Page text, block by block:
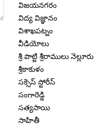
విజయనగరం
విద్య విజ్ఞానం
విశాఖపట్నం
వీడియోలు
శ్రీ పొట్టి శ్రీరాములు నెల్లూరు
శ్రీకాకుళం
సక్సెస్ స్టోరీస్
సంగారెడ్డి
సత్యసాయి
సాహితీ